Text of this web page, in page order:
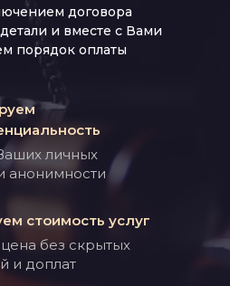
стоимость услуг
договора
и вместе с Вами
порядок оплаты
без скрытых
и доплат
личных
анонимности